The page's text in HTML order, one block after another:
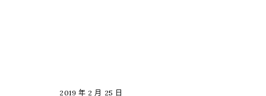
2019 年 2 月 25 日